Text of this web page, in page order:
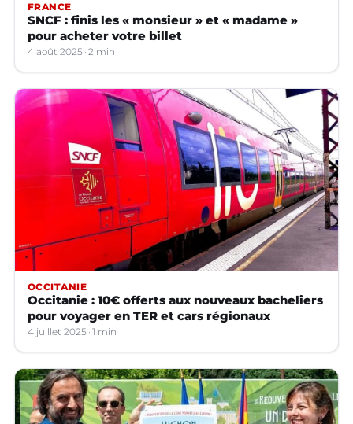
FRANCE
SNCF : finis les « monsieur » et « madame »
pour acheter votre billet
4 août 2025 2 min
OCCITANIE
Occitanie : 10€ offerts aux nouveaux bacheliers
pour voyager en TER et cars régionaux
4 juillet 2025 1 min